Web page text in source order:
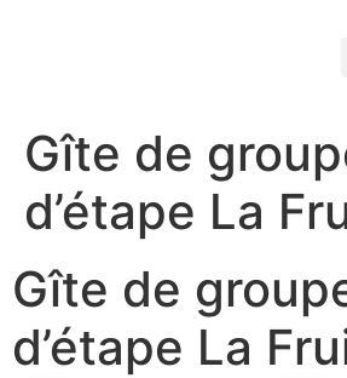
Gîte de
d’étape La
Gîte de
d’étape La